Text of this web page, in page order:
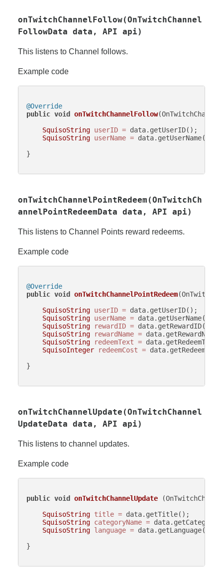
onTwitchChannelFollow(OnTwitchChannel
FollowData data, API api)
This listens to Channel follows.
Example code
@Override
public void onTwitchChannelFollow
SquisoString userID = data.getUserID();
SquisoString userName = data.getUserName();
}
onTwitchChannelPointRedeem(OnTwitchCh
annelPointRedeemData data, API api)
This listens to Channel Points reward redeems.
Example code
@Override
public void onTwitchChannelPointRedeem
SquisoString userID = data.getUserID();
SquisoString userName = data.getUserName();
SquisoString
rewardID = data.getRewardID();
SquisoString
rewardName =
SquisoString
redeemText =
SquisoInteger
redeemCost =
}
onTwitchChannelUpdate(OnTwitchChannel
UpdateData data, API api)
This listens to channel updates.
Example code
public void onTwitchChannelUpdate
SquisoString title = data.getTitle();
SquisoString categoryName =
SquisoString language = data.getLanguage();
}